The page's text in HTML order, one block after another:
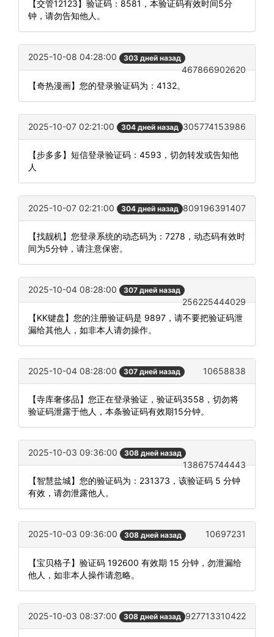
【交管12123】验证码：8581，本验证码有效时间5分
钟，请勿告知他人。
2025-10-08 04:28:00 303 дней назад
467866902620
【奇热漫画】您的登录验证码为：4132。
2025-10-07 02:21:00 304 дней назад 305774153986
【步多多】短信登录验证码：4593，切勿转发或告知他
人
2025-10-07 02:21:00 304 дней назад 809196391407
【找靓机】您登录系统的动态码为：7278，动态码有效时
间为5分钟，请注意保密。
2025-10-04 08:28:00 307 дней назад
256225444029
【KK键盘】您的注册验证码是 9897，请不要把验证码泄
漏给其他人，如非本人请勿操作。
2025-10-04 08:28:00 307 дней назад 10658838
【寺库奢侈品】您正在登录验证，验证码3558，切勿将
验证码泄露于他人，本条验证码有效期15分钟。
2025-10-03 09:36:00 308 дней назад
138675744443
【智慧盐城】您的验证码为：231373，该验证码 5 分钟
有效，请勿泄露他人。
2025-10-03 09:36:00 308 дней назад 10697231
【宝贝格子】验证码 192600 有效期 15 分钟，勿泄漏给
他人，如非本人操作请忽略。
2025-10-03 08:37:00 308 дней назад 927713310422